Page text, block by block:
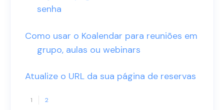
senha
Como usar o Koalendar para reuniões em
grupo, aulas ou webinars
Atualize o URL da sua página de reservas
1 2